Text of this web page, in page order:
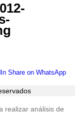
Share
LinkedIn
Share on WhatsApp
realizar análisis de